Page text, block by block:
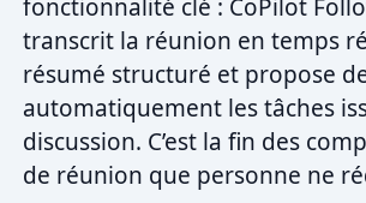
fonctionnalité clé : CoPilot
transcrit la réunion en temps
résumé structuré et propose
automatiquement les tâches
discussion. C’est la fin des
de réunion que personne ne